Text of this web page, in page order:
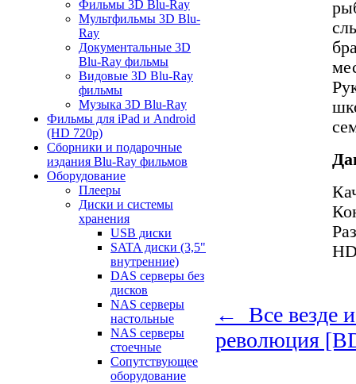
Фильмы 3D Blu-Ray
Мультфильмы 3D Blu-
Ray
Документальные 3D
Blu-Ray фильмы
Видовые 3D Blu-Ray
фильмы
Музыка 3D Blu-Ray
Фильмы для iPad и Android
(HD 720p)
Сборники и подарочные
издания Blu-Ray фильмов
Оборудование
Плееры
Диски и системы
хранения
USB диски
SATA диски (3,5"
внутренние)
DAS серверы без
дисков
NAS серверы
настольные
NAS серверы
стоечные
Сопутствующее
оборудование
← Все везде
революция